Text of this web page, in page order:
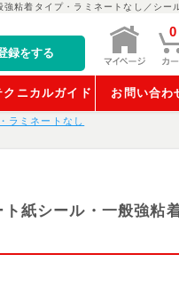
粘着タイプ・ラミネートなし／シー
録をする
0
クニカルガイド お問い合わ
ラミネートなし
紙シール・一般強粘